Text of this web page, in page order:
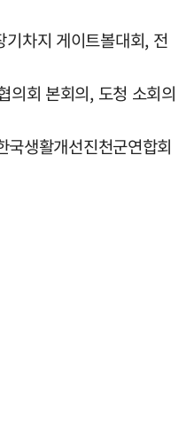
차지 게이트볼대회, 전
회 본회의, 도청 소회의
생활개선진천군연합회